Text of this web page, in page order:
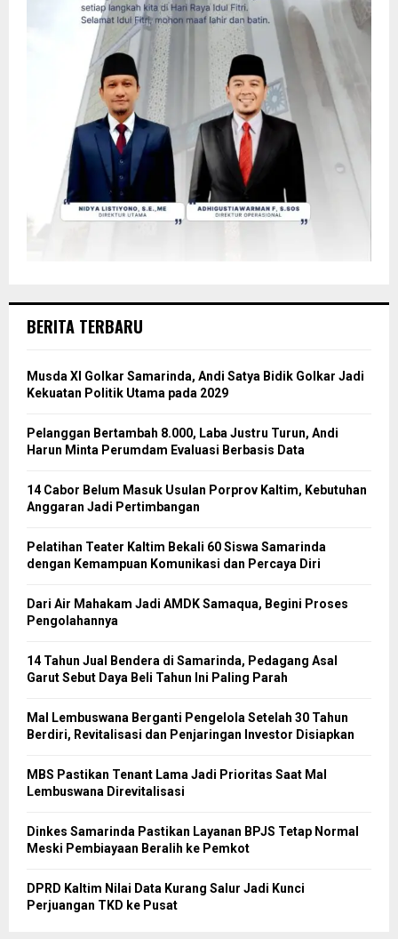
BERITA TERBARU
Musda XI Golkar Samarinda, Andi Satya Bidik Golkar Jadi
Kekuatan Politik Utama pada 2029
Pelanggan Bertambah 8.000, Laba Justru Turun, Andi
Harun Minta Perumdam Evaluasi Berbasis Data
14 Cabor Belum Masuk Usulan Porprov Kaltim, Kebutuhan
Anggaran Jadi Pertimbangan
Pelatihan Teater Kaltim Bekali 60 Siswa Samarinda
dengan Kemampuan Komunikasi dan Percaya Diri
Dari Air Mahakam Jadi AMDK Samaqua, Begini Proses
Pengolahannya
14 Tahun Jual Bendera di Samarinda, Pedagang Asal
Garut Sebut Daya Beli Tahun Ini Paling Parah
Mal Lembuswana Berganti Pengelola Setelah 30 Tahun
Berdiri, Revitalisasi dan Penjaringan Investor Disiapkan
MBS Pastikan Tenant Lama Jadi Prioritas Saat Mal
Lembuswana Direvitalisasi
Dinkes Samarinda Pastikan Layanan BPJS Tetap Normal
Meski Pembiayaan Beralih ke Pemkot
DPRD Kaltim Nilai Data Kurang Salur Jadi Kunci
Perjuangan TKD ke Pusat